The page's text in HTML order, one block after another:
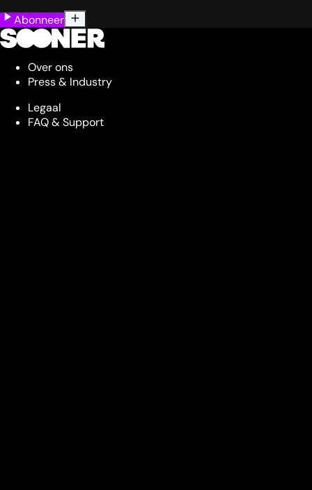
Abonneer
Over ons
Press & Industry
Legaal
FAQ & Support